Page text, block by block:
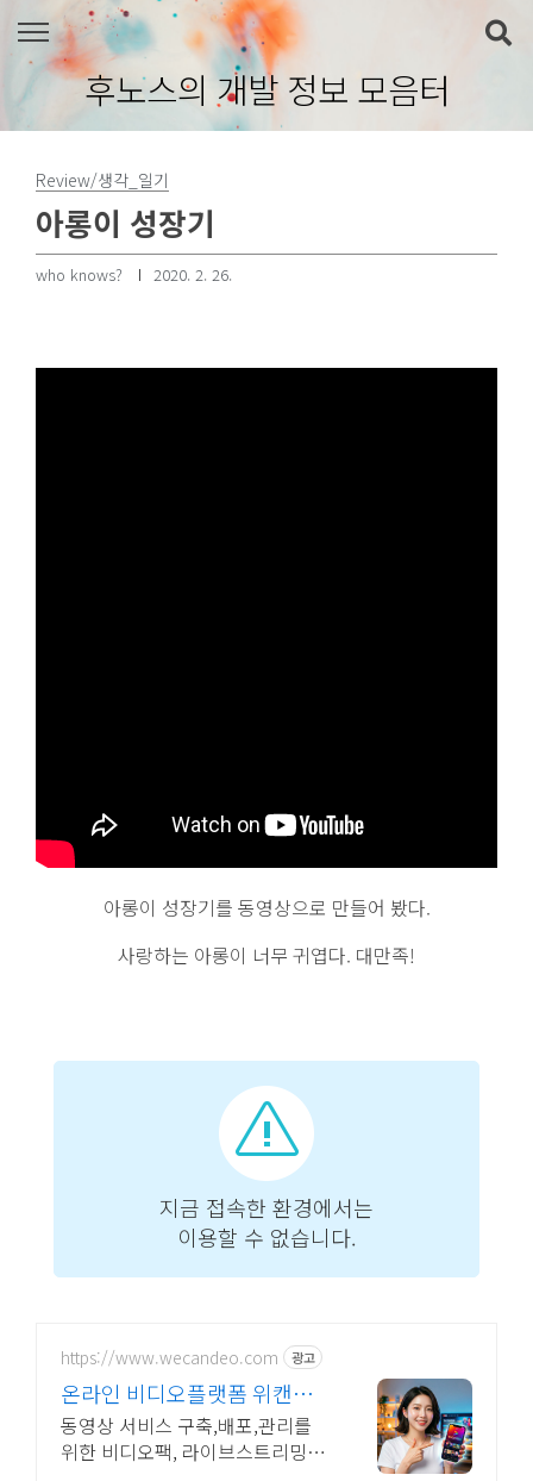
본문 바로가기
후노스의 개발 정보 모음터
Review/생각_일기
아롱이 성장기
who knows? 2020. 2. 26.
아롱이 성장기를 동영상으로 만들어 봤다.
사랑하는 아롱이 너무 귀엽다. 대만족!
https://www.wecandeo.com 광고
온라인 비디오플랫폼 위캔디
오 무료플랜으로 시작하세요!
동영상 서비스 구축,배포,관리를
위한 비디오팩, 라이브스트리밍 지